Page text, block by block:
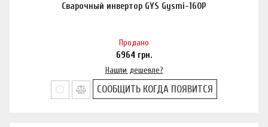
Сварочный инвертор GYS Gysmi-160P
Продано
6964 грн.
Нашли дешевле?
СООБЩИТЬ КОГДА ПОЯВИТСЯ